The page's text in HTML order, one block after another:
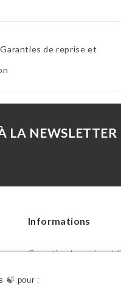
Garanties de reprise et
LA NEWSLETTER
Informations
Garanties de reprise et
Déclaration d'accessibilité
🍃 pour :